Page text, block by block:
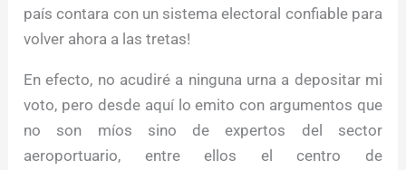
país contara con un sistema electoral confiable para
volver ahora a las tretas!
En efecto, no acudiré a ninguna urna a depositar mi
voto, pero desde aquí lo emito con argumentos que
no son míos sino de expertos del sector
aeroportuario, entre ellos el centro de